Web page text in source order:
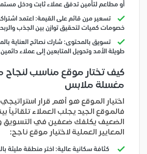
أو مطاعم لتأمين تدفق عملاء ثابت ودخل
تسعير مرن قائم على القيمة: اعتمد
خصومات كميات لتحقيق توازن بين الجذب
تسويق بالمحتوى: شارك نصائح العناية
طويلة الأمد وتحويل المتابعين إلى عملاء
كيف تختار موقع مناسب لنجاح
مغسلة ملابس
اختيار الموقع هو أهم قرار
فالموقع الجيد يجلب العملاء تلقائياً
الضعيف يكلفك ضعفين في التسويق
المعايير العملية لاختيار موقع ناجح:
كثافة سكانية عالية: اختر منطقة مليئة